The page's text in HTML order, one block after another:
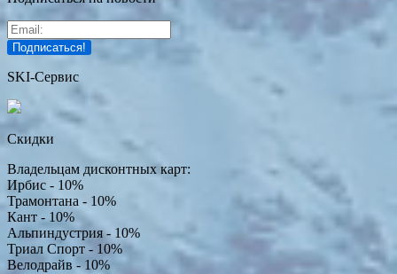
SKI-Сервис
Скидки
Владельцам дисконтных карт:
Ирбис - 10%
Трамонтана - 10%
Кант - 10%
Альпиндустрия - 10%
Триал Спорт - 10%
Велодрайв - 10%